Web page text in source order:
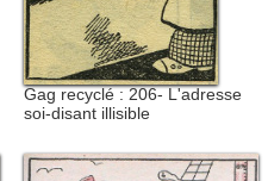
Gag recyclé : 206- L'adresse
soi-disant illisible